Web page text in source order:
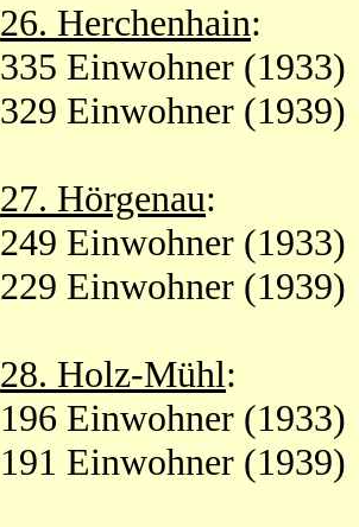
26. Herchenhain:
335 Einwohner (1933)
329 Einwohner (1939)
27. Hörgenau:
249 Einwohner (1933)
229 Einwohner (1939)
28. Holz-Mühl:
196 Einwohner (1933)
191 Einwohner (1939)